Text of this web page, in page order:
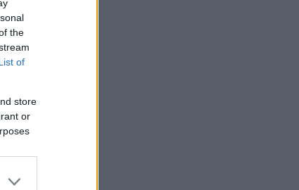
the
of
store
or